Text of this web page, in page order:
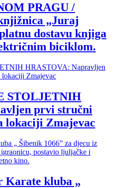
PRAGU /
„Juraj
dostavu knjiga
biciklom.
STOLJETNIH
prvi stručni
lokaciji Zmajevac
Karate kluba „